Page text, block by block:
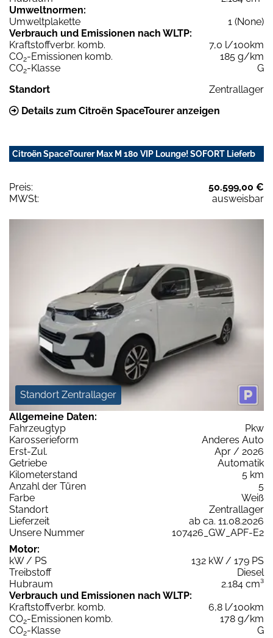
Umweltnormen:
Umweltplakette
1 (None)
Verbrauch und Emissionen nach WLTP:
Kraftstoffverbr. komb.
7,0 l/100km
CO2-Emissionen komb.
185 g/km
CO2-Klasse
G
Standort
Zentrallager
Details zum Citroën SpaceTourer anzeigen
Citroën SpaceTourer Max M 180 VIP Lounge! SOFORT Lieferb
Preis:
50.599,00 €
MWSt:
ausweisbar
Standort Zentrallager
Allgemeine Daten:
Fahrzeugtyp
Pkw
Karosserieform
Anderes Auto
Erst-Zul.
Apr / 2026
Getriebe
Automatik
Kilometerstand
5 km
Anzahl der Türen
5
Farbe
Weiß
Standort
Zentrallager
Lieferzeit
ab ca. 11.08.2026
Unsere Nummer
107426_GW_APF-E2
Motor:
kW / PS
132 kW / 179 PS
Treibstoff
Diesel
Hubraum
2.184 cm³
Verbrauch und Emissionen nach WLTP:
Kraftstoffverbr. komb.
6,8 l/100km
CO2-Emissionen komb.
178 g/km
CO2-Klasse
G